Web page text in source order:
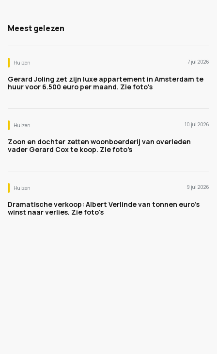
Meest gelezen
Huizen 7 jul 2026
Gerard Joling zet zijn luxe appartement in Amsterdam te
huur voor 6.500 euro per maand. Zie foto's
Huizen 10 jul 2026
Zoon en dochter zetten woonboerderij van overleden
vader Gerard Cox te koop. Zie foto's
Huizen 9 jul 2026
Dramatische verkoop: Albert Verlinde van tonnen euro's
winst naar verlies. Zie foto's